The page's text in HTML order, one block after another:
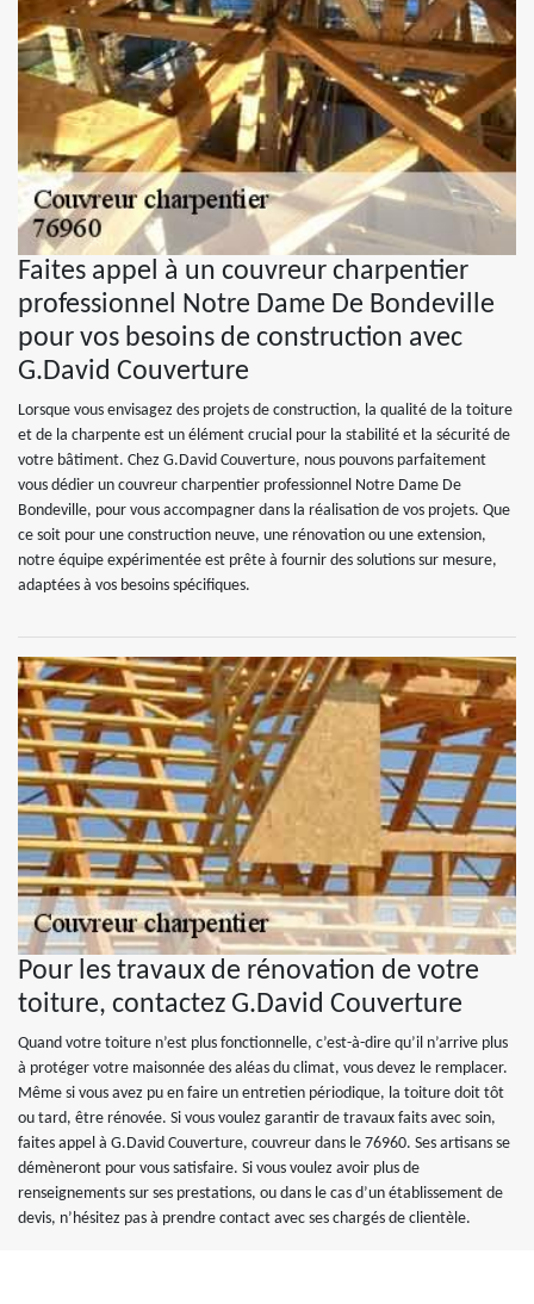
Faites appel à un couvreur charpentier
professionnel Notre Dame De Bondeville
pour vos besoins de construction avec
G.David Couverture
Lorsque vous envisagez des projets de construction, la qualité de la toiture
et de la charpente est un élément crucial pour la stabilité et la sécurité de
votre bâtiment. Chez G.David Couverture, nous pouvons parfaitement
vous dédier un couvreur charpentier professionnel Notre Dame De
Bondeville, pour vous accompagner dans la réalisation de vos projets. Que
ce soit pour une construction neuve, une rénovation ou une extension,
notre équipe expérimentée est prête à fournir des solutions sur mesure,
adaptées à vos besoins spécifiques.
Pour les travaux de rénovation de votre
toiture, contactez G.David Couverture
Quand votre toiture n’est plus fonctionnelle, c’est-à-dire qu’il n’arrive plus
à protéger votre maisonnée des aléas du climat, vous devez le remplacer.
Même si vous avez pu en faire un entretien périodique, la toiture doit tôt
ou tard, être rénovée. Si vous voulez garantir de travaux faits avec soin,
faites appel à G.David Couverture, couvreur dans le 76960. Ses artisans se
démèneront pour vous satisfaire. Si vous voulez avoir plus de
renseignements sur ses prestations, ou dans le cas d’un établissement de
devis, n’hésitez pas à prendre contact avec ses chargés de clientèle.